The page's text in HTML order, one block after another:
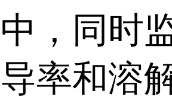
中，同时
导率和溶